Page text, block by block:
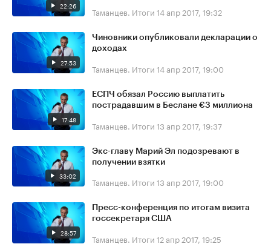
22:26 Таманцев. Итоги 14 апр 2017, 19:32
27:53
Чиновники опубликовали декларации о
доходах
Таманцев. Итоги 14 апр 2017, 19:00
17:48
ЕСПЧ обязал Россию выплатить
пострадавшим в Беслане €3 миллиона
Таманцев. Итоги 13 апр 2017, 19:37
33:02
Экс-главу Марий Эл подозревают в
получении взятки
Таманцев. Итоги 13 апр 2017, 19:00
28:57
Пресс-конференция по итогам визита
госсекретаря США
Таманцев. Итоги 12 апр 2017, 19:25